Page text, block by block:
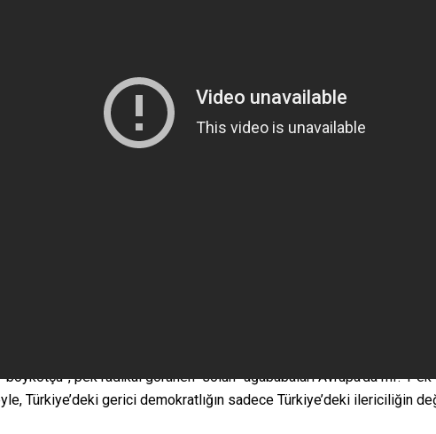
pek radikal görünen “solun” ağababaları Avrupa’da mı? Pek
Türkiye’deki gerici demokratlığın sadece Türkiye’deki ilericiliğin